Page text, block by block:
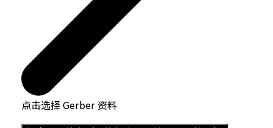
点击选择 Gerber 资料